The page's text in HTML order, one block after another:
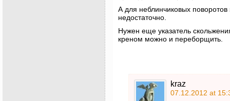
А для неблинчиковых
недостаточно.
Нужен еще указатель
креном можно и переборщить.
kraz
07.12.2012 at